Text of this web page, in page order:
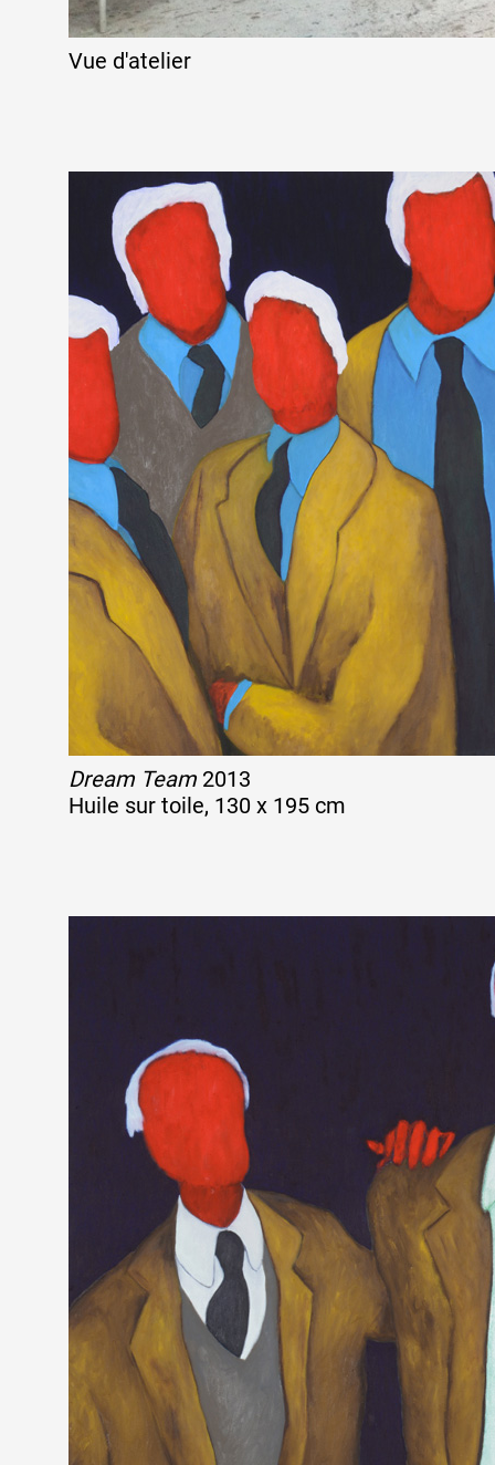
Formation
1% œuvres
Réseau
Artistes
De A à Z
Année par année
Collection vidéos
Contact
Vue d'atelier
Dream Team 2013
Huile sur toile, 130 x 195 cm